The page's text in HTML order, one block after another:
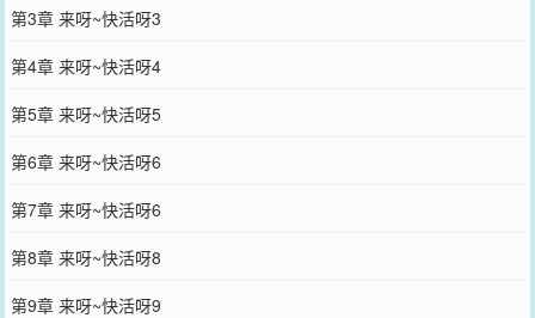
第3章 来呀~快活呀3
第4章 来呀~快活呀4
第5章 来呀~快活呀5
第6章 来呀~快活呀6
第7章 来呀~快活呀6
第8章 来呀~快活呀8
第9章 来呀~快活呀9